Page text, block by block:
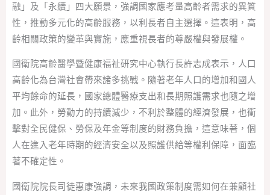
融」及「永續」四大願景，強調國家應考量高齡者需求的異質
性，推動多元化的高齡服務，以利長者自主選擇。這表明，高
齡相關政策的變革與實施，應重視長者的尊嚴權與發展權。
國衛院高齡醫學暨健康福祉研究中心執行長許志成表示，人口
高齡化為台灣社會帶來諸多挑戰。隨著老年人口的增加和國人
平均餘命的延長，國家總體醫療支出和長期照護需求也隨之增
加。此外，勞動力的持續減少，不利於整體的經濟發展，也衝
擊對全民健保、勞保及年金等制度的財務負擔，這意味著，個
人在進入老年時期的經濟安全以及照護供給等權利保障，面臨
著不確定性。
國衛院院長司徒惠康強調，未來我國政策制度需如何在兼顧社